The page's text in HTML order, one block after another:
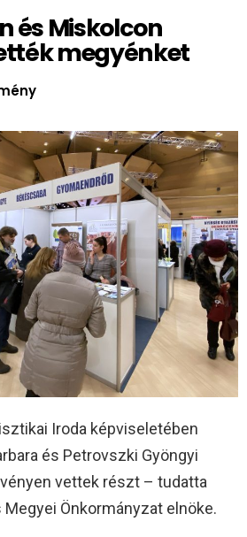
és Miskolcon
megyénket
Iroda képviseletében
és Petrovszki Gyöngyi
vettek részt – tudatta
Megyei Önkormányzat elnöke.